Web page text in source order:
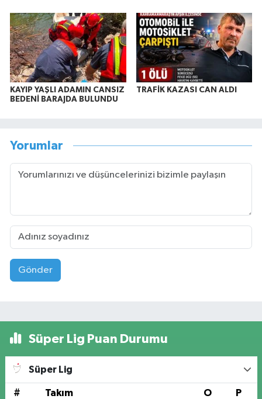
KAYIP YAŞLI ADAMIN CANSIZ
BEDENİ BARAJDA BULUNDU
TRAFİK KAZASI CAN ALDI
Yorumlar
Gönder
Süper Lig Puan Durumu
Süper Lig
# Takım O P